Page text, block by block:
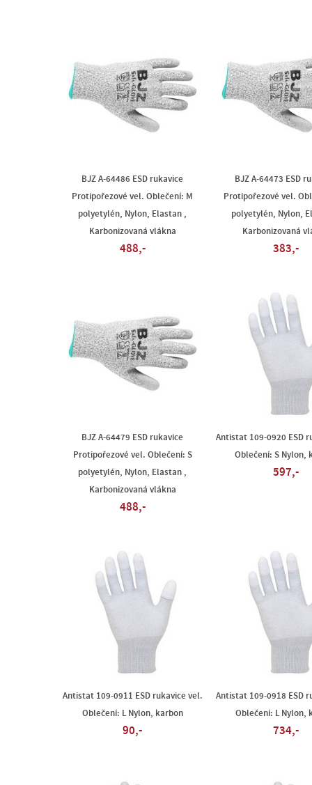
BJZ A-64486 ESD rukavice
Protipořezové vel. Oblečení: M
polyetylén, Nylon, Elastan ,
Karbonizovaná vlákna
488,-
BJZ A-64473 ESD
Protipořezové vel.
polyetylén, Nylon,
Karbonizovaná
383,-
BJZ A-64479 ESD rukavice
Protipořezové vel. Oblečení: S
polyetylén, Nylon, Elastan ,
Karbonizovaná vlákna
488,-
Antistat 109-0920 ESD
Oblečení: S Nylon,
597,-
Antistat 109-0911 ESD rukavice vel.
Oblečení: L Nylon, karbon
90,-
Antistat 109-0918 ESD
Oblečení: L Nylon,
734,-